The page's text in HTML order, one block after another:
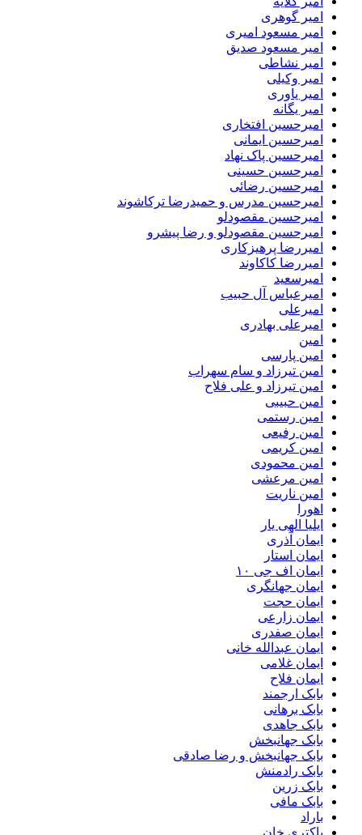
امیر گوهری
امیر مسعود امیری
امیر مسعود صدیق
امیر نشاطی
امیر وکیلی
امیر یاوری
امیر یگانه
امیرحسین افتخاری
امیرحسین ایمانی
امیرحسین پاک نهاد
امیرحسین حسینی
امیرحسین رضائی
امیرحسین مدرس و حمیدرضا ترکاشوند
امیرحسین مقصودلو
امیرحسین مقصودلو و رضا پیشرو
امیررضا پرهیزکاری
امیررضا کاکاوند
امیرسعید
امیرعباس آل حبیب
امیرعلی
امیرعلی بهادری
امین
امین پارسی
امین تیرزاد و سام سهراب
امین تیرزاد و علی فلاح
امین حبیبی
امین رستمی
امین رفیعی
امین کریمی
امین محمودی
امین مرعشی
امین ناریت
اهورا
ایلیا الهی یار
ایمان آذری
ایمان استار
ایمان اف جی ۱۰
ایمان جهانگری
ایمان حجت
ایمان زارعی
ایمان صفدری
ایمان عبدالله خانی
ایمان غلامی
ایمان فلاح
بابک ارجمند
بابک برهانی
بابک جاهدی
بابک جهانبخش
بابک جهانبخش و رضا صادقی
بابک رادمنش
بابک زرین
بابک مافی
باراد
باکتری خان